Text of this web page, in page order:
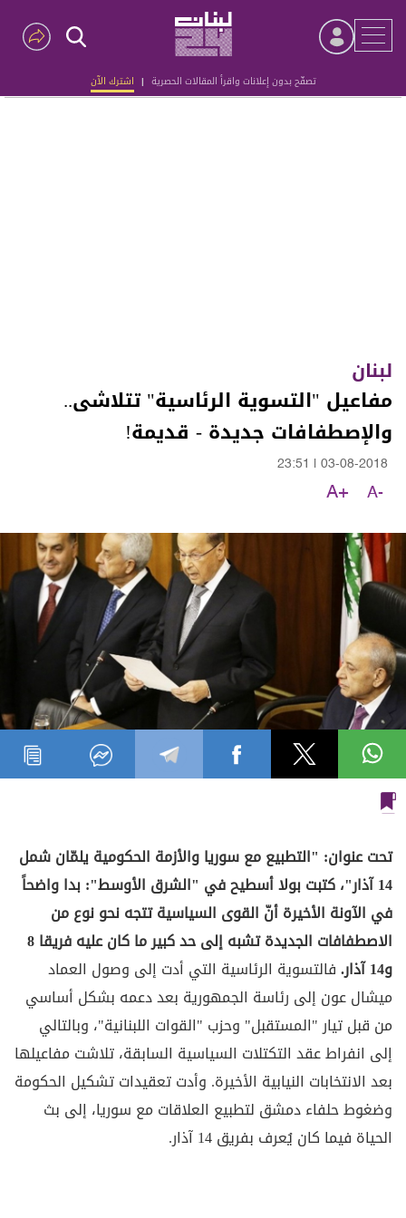
تصفّح بدون إعلانات واقرأ المقالات الحصرية | اشترك الآن
Advertisement
لبنان
مفاعيل "التسوية الرئاسية" تتلاشى..
والإصطفافات جديدة - قديمة!
03-08-2018
23:51
A-
A+
تحت عنوان: "التطبيع مع سوريا والأزمة الحكومية يلمّان شمل
14 آذار"، كتبت بولا أسطيح في "الشرق الأوسط": بدا واضحاً
في الآونة الأخيرة أنّ القوى السياسية تتجه نحو نوع من
الاصطفافات الجديدة تشبه إلى حد كبير ما كان عليه فريقا 8
و14 آذار.
فالتسوية الرئاسية التي أدت إلى وصول العماد
ميشال عون إلى رئاسة الجمهورية بعد دعمه بشكل أساسي
من قبل تيار "المستقبل" وحزب "القوات اللبنانية"، وبالتالي
إلى انفراط عقد التكتلات السياسية السابقة، تلاشت مفاعيلها
بعد الانتخابات النيابية الأخيرة. وأدت تعقيدات تشكيل الحكومة
وضغوط حلفاء دمشق لتطبيع العلاقات مع سوريا، إلى بث
الحياة فيما كان يُعرف بفريق 14 آذار.